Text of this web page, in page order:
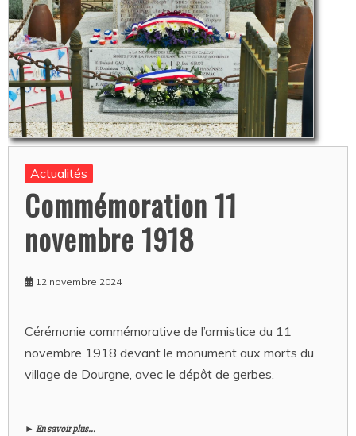
Actualités
Commémoration 11
novembre 1918
12 novembre 2024
Cérémonie commémorative de l’armistice du 11
novembre 1918 devant le monument aux morts du
village de Dourgne, avec le dépôt de gerbes.
► En savoir plus...